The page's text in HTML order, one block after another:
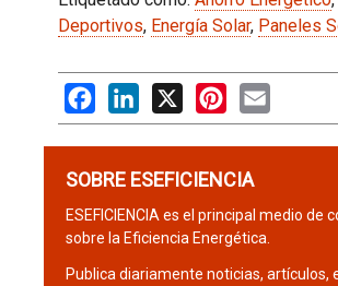
Deportivos, Energía Solar, Paneles
FacebookLinkedIn
X PinterestEmail
SOBRE ESEFICIENCIA
ESEFICIENCIA es el principal medio de
sobre la Eficiencia Energética.
Publica diariamente noticias, artículos,